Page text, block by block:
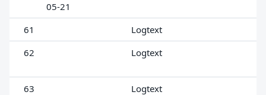
05-21
61
Logtext
62
Logtext
63 Logtext